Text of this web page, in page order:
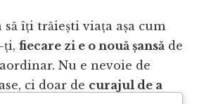
să îți trăiești viața așa cum
ți,fiecare zi e o nouă șansă de
Nu e nevoie de
ci doar de curajul de a